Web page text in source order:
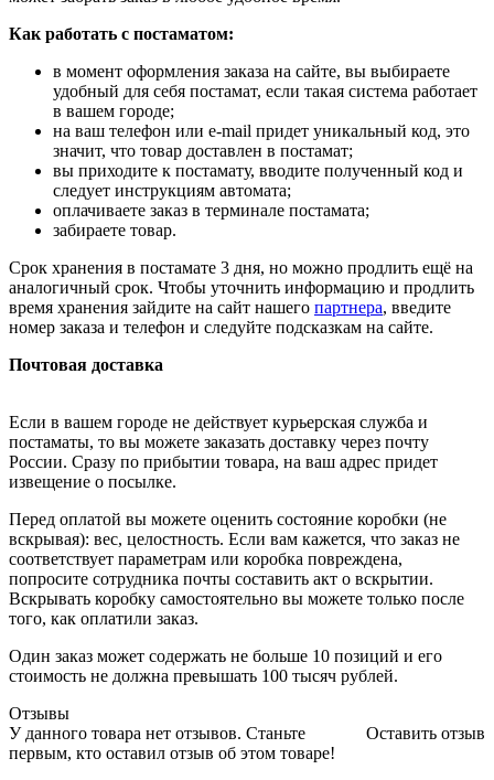
Как работать с постаматом:
в момент оформления заказа на сайте, вы выбираете
удобный для себя постамат, если такая система работает
в вашем городе;
на ваш телефон или e-mail придет уникальный код, это
значит, что товар доставлен в постамат;
вы приходите к постамату, вводите полученный код и
следует инструкциям автомата;
оплачиваете заказ в терминале постамата;
забираете товар.
Срок хранения в постамате 3 дня, но можно продлить ещё на
аналогичный срок. Чтобы уточнить информацию и продлить
время хранения зайдите на сайт нашего партнера, введите
номер заказа и телефон и следуйте подсказкам на сайте.
Почтовая доставка
Если в вашем городе не действует курьерская служба и
постаматы, то вы можете заказать доставку через почту
России. Сразу по прибытии товара, на ваш адрес придет
извещение о посылке.
Перед оплатой вы можете оценить состояние коробки (не
вскрывая): вес, целостность. Если вам кажется, что заказ не
соответствует параметрам или коробка повреждена,
попросите сотрудника почты составить акт о вскрытии.
Вскрывать коробку самостоятельно вы можете только после
того, как оплатили заказ.
Один заказ может содержать не больше 10 позиций и его
стоимость не должна превышать 100 тысяч рублей.
Отзывы
Оставить отзыв
У данного товара нет отзывов. Станьте
первым, кто оставил отзыв об этом товаре!